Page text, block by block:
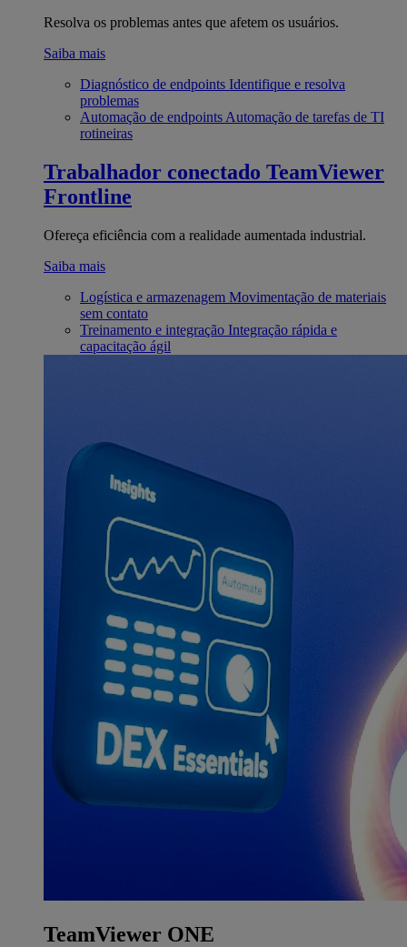
Resolva os problemas antes que afetem os usuários.
Saiba mais
Diagnóstico de endpoints Identifique e resolva
problemas
Automação de endpoints Automação de tarefas de TI
rotineiras
Trabalhador conectado TeamViewer
Frontline
Ofereça eficiência com a realidade aumentada industrial.
Saiba mais
Logística e armazenagem Movimentação de materiais
sem contato
Treinamento e integração Integração rápida e
capacitação ágil
TeamViewer ONE